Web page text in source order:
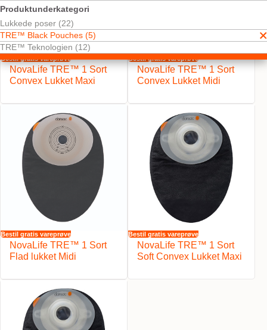
Produktunderkategori
Lukkede poser (22)
TRE™ Black Pouches (5)
TRE™ Teknologien (12)
Bestil gratis vareprøve
NovaLife TRE™ 1 Sort
Convex Lukket Maxi
Bestil gratis vareprøve
NovaLife TRE™ 1 Sort
Convex Lukket Midi
Bestil gratis vareprøve
NovaLife TRE™ 1 Sort
Flad lukket Midi
Bestil gratis vareprøve
NovaLife TRE™ 1 Sort
Soft Convex Lukket Maxi